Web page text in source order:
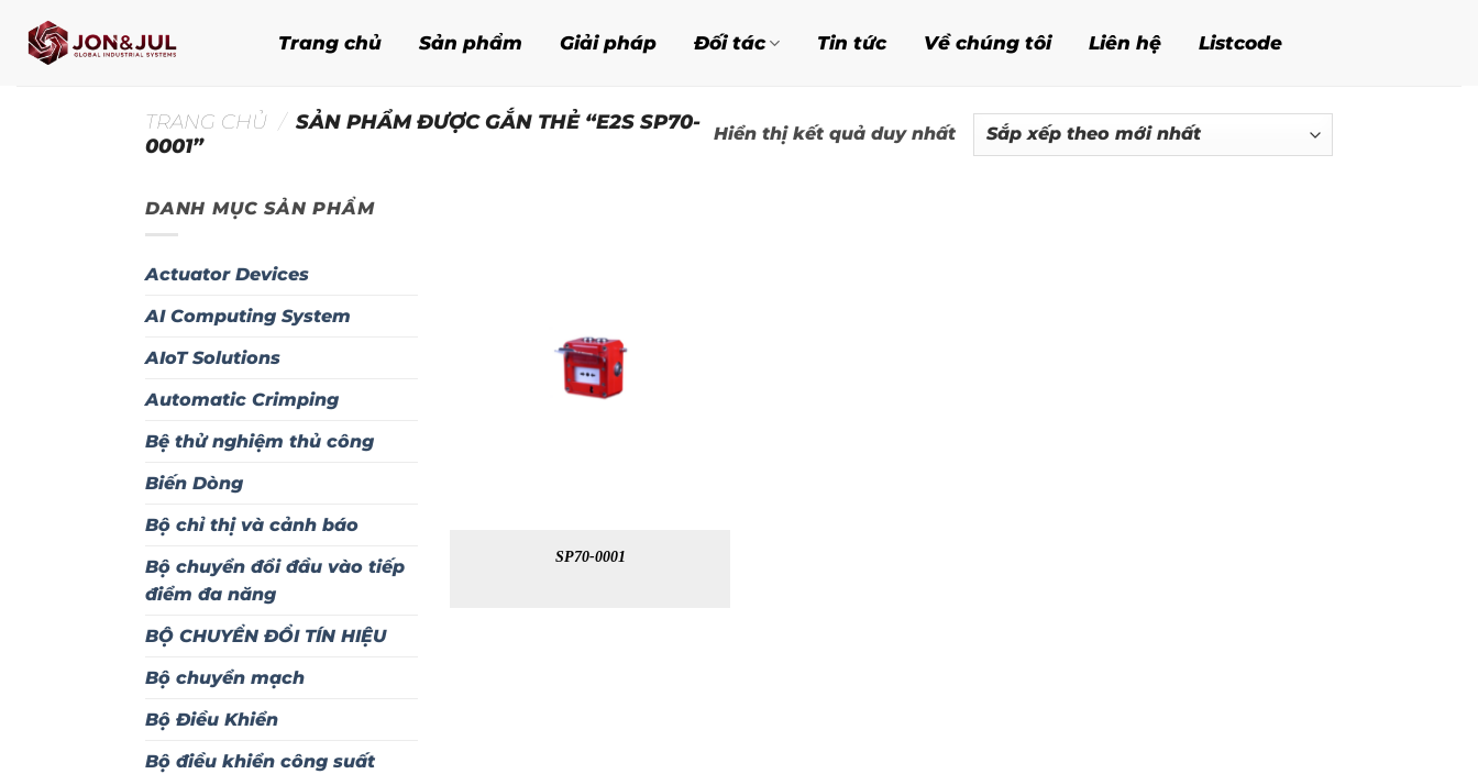
qua
Trang chủ Sản phẩm Giải pháp Đối tác Tin tức Về chúng tôi Liên hệ Listcode
TRANG CHỦ / SẢN PHẨM ĐƯỢC GẮN THẺ “E2S SP70-
0001”
Hiển thị kết quả duy nhất
DANH MỤC SẢN PHẨM
Actuator Devices
AI Computing System
AIoT Solutions
Automatic Crimping
Bệ thử nghiệm thủ công
Biến Dòng
Bộ chỉ thị và cảnh báo
Bộ chuyển đổi đầu vào tiếp
điểm đa năng
BỘ CHUYỂN ĐỔI TÍN HIỆU
Bộ chuyển mạch
Bộ Điều Khiển
Bộ điều khiển công suất
SP70-0001